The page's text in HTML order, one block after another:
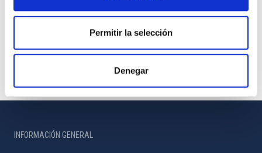
Permitir la selección
Denegar
INFORMACIÓN GENERAL